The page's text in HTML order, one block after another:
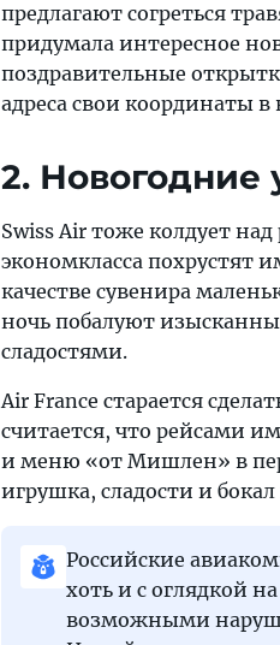
предлагают согреться
придумала интересное
поздравительные
адреса свои координаты в
2. Новогодние
Swiss Air тоже колдует
экономкласса похрустят
качестве сувенира
ночь побалуют
сладостями.
Air France старается
считается, что рейсами
и меню «от Мишлен» в
игрушка, сладости и
Российские
хоть и с оглядкой
возможными